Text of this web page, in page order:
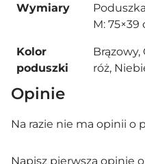
Wymiary
M: 75×39
Kolor
poduszki
Brązowy,
róż,
Opinie
Na razie nie ma opinii o
Napisz pierwszą opinię